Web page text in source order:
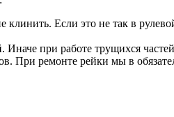
Если это не так в
при работе трущихся
При ремонте рейки мы в